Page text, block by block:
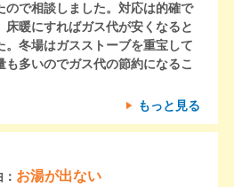
ので相談しました。対応は的確で
床暖にすればガス代が安くなると
。冬場はガスストーブを重宝して
も多いのでガス代の節約になるこ
もっと見る
お湯が出ない